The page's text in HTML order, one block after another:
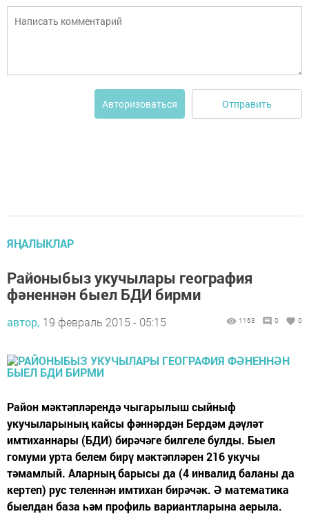
Авторизоваться Отправить
ЯҢАЛЫКЛАР
Районыбыз укучылары география
фәненнән быел БДИ бирми
автор, 19 февраль 2015 - 05:15 1163 0 0
Район мәктәпләрендә чыгарылыш сыйныф
укучыларының кайсы фәннәрдән Бердәм дәүләт
имтиханнары (БДИ) бирәчәге билгеле булды. Быел
гомуми урта белем бирү мәктәпләрен 216 укучы
тәмамлый. Аларның барысы да (4 инвалид баланы да
кертеп) рус теленнән имтихан бирәчәк. Ә математика
быелдан база һәм профиль вариантларына аерыла.